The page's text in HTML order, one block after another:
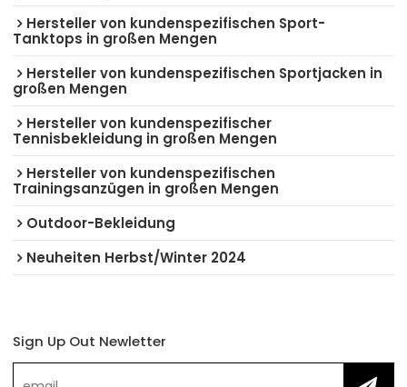
Hersteller von kundenspezifischen Sport-
Tanktops in großen Mengen
Hersteller von kundenspezifischen Sportjacken in
großen Mengen
Hersteller von kundenspezifischer
Tennisbekleidung in großen Mengen
Hersteller von kundenspezifischen
Trainingsanzügen in großen Mengen
Outdoor-Bekleidung
Neuheiten Herbst/Winter 2024
Sign Up Out Newletter